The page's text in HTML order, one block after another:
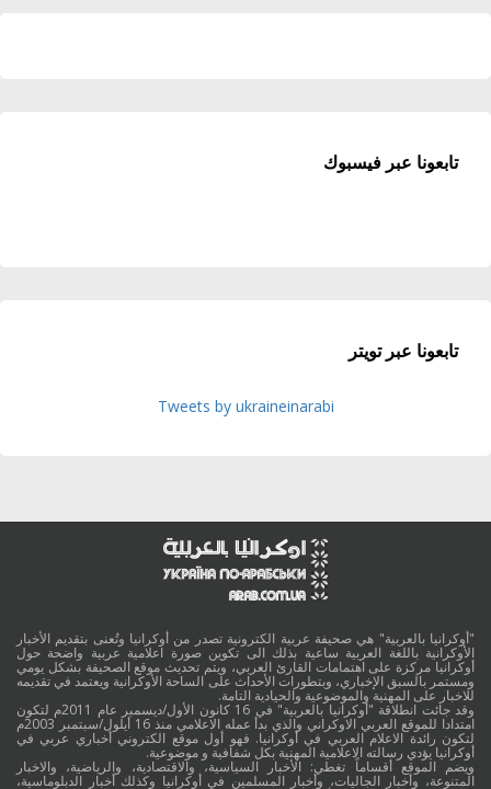
تابعونا عبر فيسبوك
تابعونا عبر تويتر
Tweets by ukraineinarabi
"أوكرانيا بالعربية" هي صحيفة عربية الكترونية تصدر من أوكرانيا وتُعنى بتقديم الأخبار
الأوكرانية باللغة العربية ساعية بذلك الى تكوين صورة اعلامية عربية واضحة حول
أوكرانيا مركزة على اهتمامات القارئ العربي، ويتم تحديث موقع الصحيفة بشكل يومي
ومستمر بالسبق الإخباري، وبتطورات الأحداث على الساحة الأوكرانية ويعتمد في تقديمه
للاخبار على المهنية والموضوعية والحيادية التامة.
وقد جائت انطلاقة "أوكرانيا بالعربية" في 16 كانون الأول/ديسمبر عام 2011م لتكون
امتدادا للموقع العربي الاوكراني والذي بدأ عمله الاعلامي منذ 16 أيلول/سبتمبر 2003م
لتكون رائدة الاعلام العربي في أوكرانيا. فهو أول موقع الكتروني أخباري عربي في
أوكرانيا يؤدي رسالته الاعلامية المهنية بكل شفافية و موضوعية.
ويضم الموقع أقساماً تغطي: الأخبار السياسية، والاقتصادية، والرياضية، والاخبار
المتنوعة، وأخبار الجاليات، وأخبار المسلمين في أوكرانيا وكذلك أخبار الدبلوماسية،